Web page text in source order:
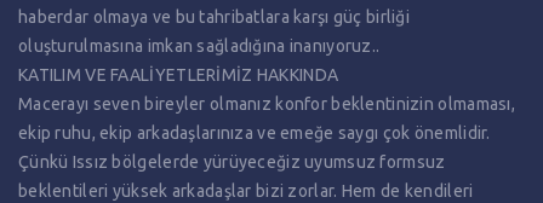
haberdar olmaya ve bu tahribatlara karşı güç birliği
oluşturulmasına imkan sağladığına inanıyoruz..
KATILIM VE FAALİYETLERİMİZ HAKKINDA
Macerayı seven bireyler olmanız konfor beklentinizin olmaması,
ekip ruhu, ekip arkadaşlarınıza ve emeğe saygı çok önemlidir.
Çünkü Issız bölgelerde yürüyeceğiz uyumsuz formsuz
beklentileri yüksek arkadaşlar bizi zorlar. Hem de kendileri